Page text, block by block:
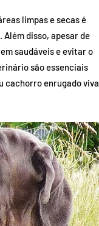
limpas e secas é
disso, apesar de
saudáveis e evitar o
são essenciais
cachorro enrugado viva